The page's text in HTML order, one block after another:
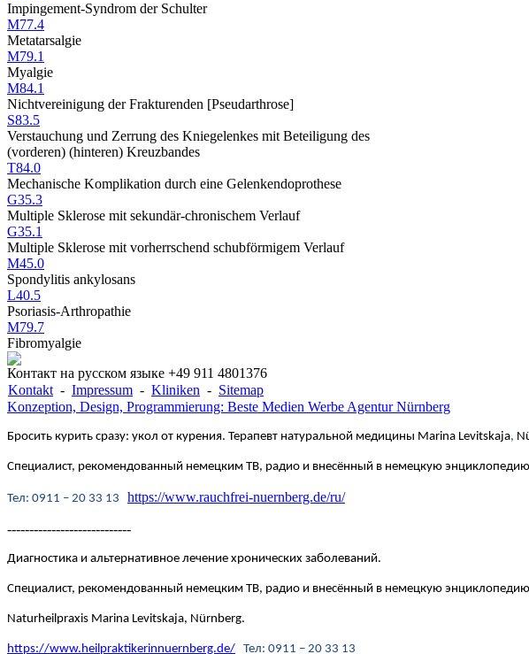
Impingement-Syndrom der Schulter
M77.4
Metatarsalgie
M79.1
Myalgie
M84.1
Nichtvereinigung der Frakturenden [Pseudarthrose]
S83.5
Verstauchung und Zerrung des Kniegelenkes mit Beteiligung des
(vorderen) (hinteren) Kreuzbandes
T84.0
Mechanische Komplikation durch eine Gelenkendoprothese
G35.3
Multiple Sklerose mit sekundär-chronischem Verlauf
G35.1
Multiple Sklerose mit vorherrschend schubförmigem Verlauf
M45.0
Spondylitis ankylosans
L40.5
Psoriasis-Arthropathie
M79.7
Fibromyalgie
Контакт на русском языке +49 911 4801376
Kontakt - Impressum - Kliniken - Sitemap
Konzeption, Design, Programmierung: Beste Medien Werbe Agentur Nürnberg
Бросить курить сразу: укол от курения. Терапевт натуральной медицины Marina Levitskaja,
Специалист, рекомендованный немецким ТВ, радио и внесённый в немецкую
Teл: 0911 – 20 33 13 https://www.rauchfrei-nuernberg.de/ru/
----------------------------
Диагностика и альтернативное лечение хронических заболеваний.
Специалист, рекомендованный немецким ТВ, радио и внесённый в немецкую
Naturheilpraxis Marina Levitskaja, Nürnberg.
https://www.heilpraktikerinnuernberg.de/ Teл: 0911 – 20 33 13